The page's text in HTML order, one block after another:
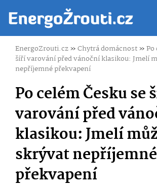
EnergoZrouti.cz»Chytrá domácnost»Po
šíří varování před vánoční klasikou: Jmelí
nepříjemné překvapení
Po celém Česku se
varování před
klasikou: Jmelí
skrývat nepříjemné
překvapení